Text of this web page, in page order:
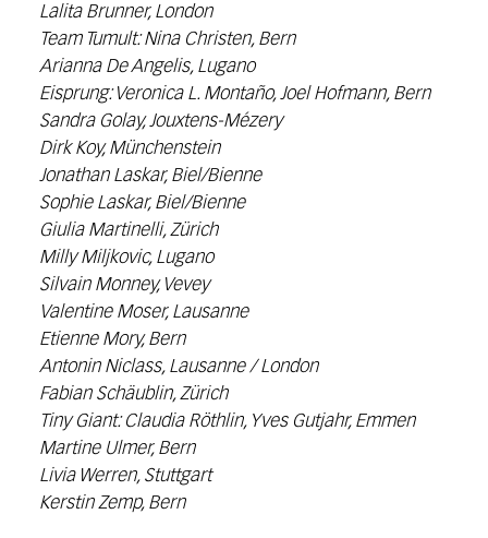
Lalita Brunner, London
Team Tumult: Nina Christen, Bern
Arianna De Angelis, Lugano
Eisprung: Veronica L. Montaño, Joel Hofmann, Bern
Sandra Golay, Jouxtens-Mézery
Dirk Koy, Münchenstein
Jonathan Laskar, Biel/Bienne
Sophie Laskar, Biel/Bienne
Giulia Martinelli, Zürich
Milly Miljkovic, Lugano
Silvain Monney, Vevey
Valentine Moser, Lausanne
Etienne Mory, Bern
Antonin Niclass, Lausanne / London
Fabian Schäublin, Zürich
Tiny Giant: Claudia Röthlin, Yves Gutjahr, Emmen
Martine Ulmer, Bern
Livia Werren, Stuttgart
Kerstin Zemp, Bern